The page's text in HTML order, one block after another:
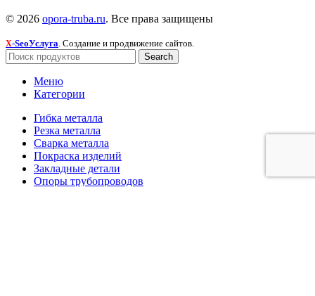
© 2026 opora-truba.ru. Все права защищены
X-SeoУслуга . Создание и продвижение сайтов.
Search
Меню
Категории
Гибка металла
Резка металла
Сварка металла
Покраска изделий
Закладные детали
Опоры трубопроводов